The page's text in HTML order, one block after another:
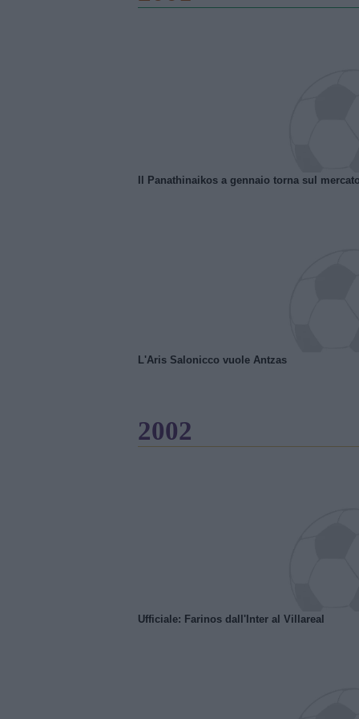
Il Panathinaikos a gennaio torna sul
L'Aris Salonicco vuole Antzas
2002
Ufficiale: Farinos dall'Inter al Villareal